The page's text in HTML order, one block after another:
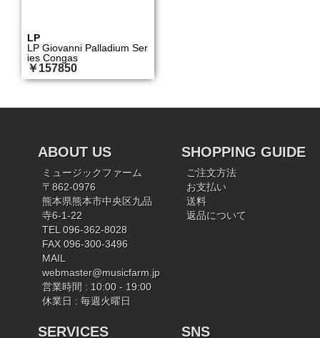
LP
LP Giovanni Palladium Ser
ies Congas
￥157850
ABOUT US
ミュージックファーム
〒862-0976
熊本県熊本市中央区九品
寺6-1-22
TEL 096-362-8028
FAX 096-300-3496
MAIL
webmaster@musicfarm.jp
営業時間 : 10:00 - 19:00
休業日 : 毎週火曜日
SHOPPING GUIDE
ご注文方法
お支払い
送料
返品について
SERVICES SNS